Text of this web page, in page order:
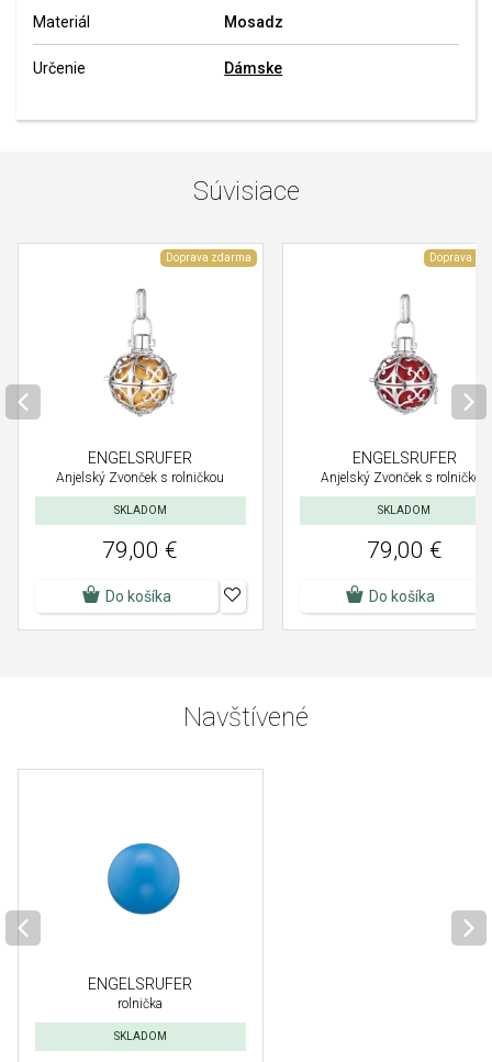
Materiál Mosadz
Určenie Dámske
Súvisiace
Doprava zdarma
ENGELSRUFER
Anjelský Zvonček s rolničkou
SKLADOM
79,00 €
Do košíka
Doprava
ENGELSRUFER
Anjelský Zvonček s rolničkou
SKLADOM
79,00 €
Do košíka
Navštívené
ENGELSRUFER
rolnička
SKLADOM